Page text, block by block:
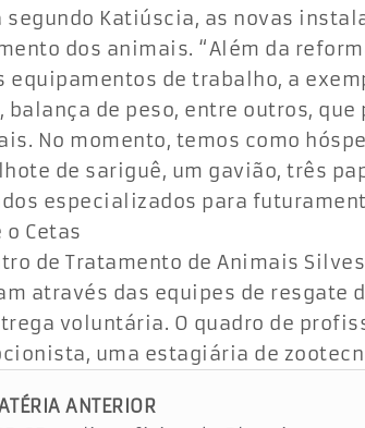
segundo Katiúscia, as novas
dos animais. “Além da
equipamentos de trabalho, a
balança de peso, entre outros,
No momento, temos como
de sariguê, um gavião, três
especializados para
o Cetas
de Tratamento de Animais
através das equipes de resgate
voluntária. O quadro de
uma estagiária de
ANTERIOR